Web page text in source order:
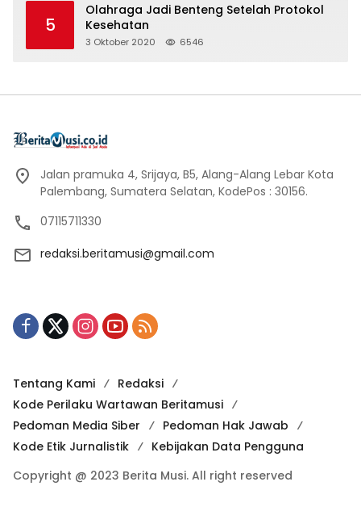
5
Olahraga Jadi Benteng Setelah Protokol
Kesehatan
3 Oktober 2020 6546
Jalan pramuka 4, Srijaya, B5, Alang-Alang Lebar Kota
Palembang, Sumatera Selatan, KodePos : 30156.
07115711330
redaksi.beritamusi@gmail.com
Tentang Kami
Redaksi
Kode Perilaku Wartawan Beritamusi
Pedoman Media Siber
Pedoman Hak Jawab
Kode Etik Jurnalistik
Kebijakan Data Pengguna
Copyright @ 2023 Berita Musi. All right reserved